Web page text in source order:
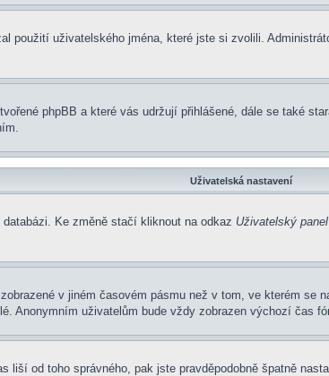
použití uživatelského jména, které jste si zvolili.
phpBB a které vás udržují přihlášené, dále se také
Uživatelská nastavení
Ke změně stačí kliknout na odkaz Uživatelský panel
v jiném časovém pásmu než v tom, ve kterém
Anonymním uživatelům bude vždy zobrazen výchozí čas
od toho správného, pak jste pravděpodobně špatně